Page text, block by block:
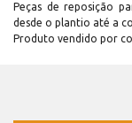
Peças de reposição
desde o plantio até a
Produto vendido por